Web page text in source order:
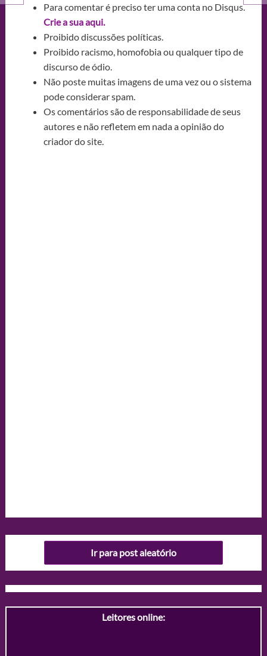
Para comentar é preciso ter uma conta no Disqus.
Crie a sua aqui.
Proibido discussões políticas.
Proibido racismo, homofobia ou qualquer tipo de
discurso de ódio.
Não poste muitas imagens de uma vez ou o sistema
pode considerar spam.
Os comentários são de responsabilidade de seus
autores e não refletem em nada a opinião do
criador do site.
Ir para post aleatório
Leitores online: